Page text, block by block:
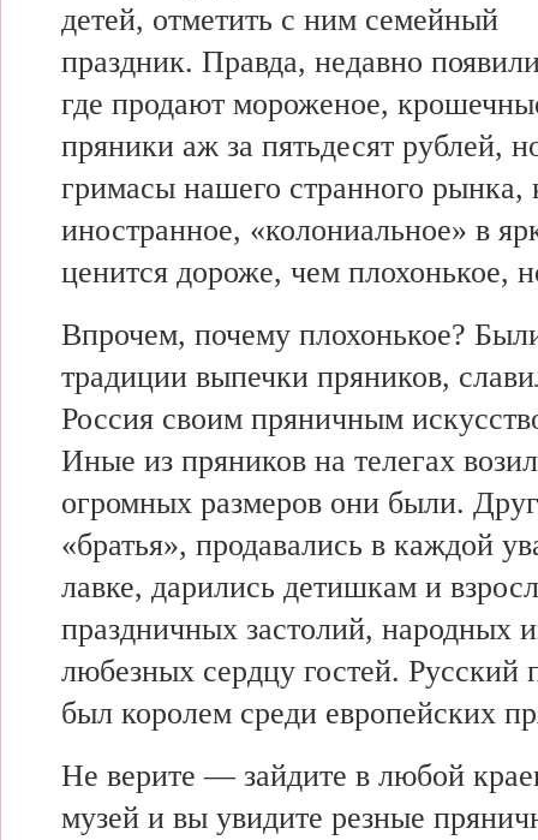
детей, отметить с ним семейный
праздник. Правда, недавно
где продают мороженое,
пряники аж за пятьдесят рублей,
гримасы нашего странного рынка,
иностранное, «колониальное» в
ценится дороже, чем плохонькое,
Впрочем, почему плохонькое?
традиции выпечки пряников,
Россия своим пряничным
Иные из пряников на телегах
огромных размеров они были.
«братья», продавались в каждой
лавке, дарились детишкам и
праздничных застолий, народных
любезных сердцу гостей. Русский
был королем среди европейских
Не верите — зайдите в любой
музей и вы увидите резные